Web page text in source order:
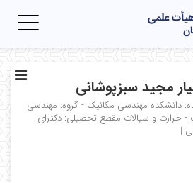
مجید سبزپوشانی
دانشکده مهندسی مکانیک - گروه: مهندسی
- حرارت و سیالات مقطع تحصیلی: دکترای
|